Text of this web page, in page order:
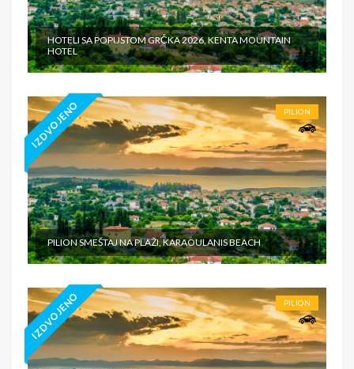
HOTELI SA POPUSTOM GRČKA 2026, KENTA MOUNTAIN
HOTEL
IZDVOJENO PILION
PILION SMEŠTAJ NA PLAŽI, KARAOULANIS BEACH
IZDVOJENO PILION